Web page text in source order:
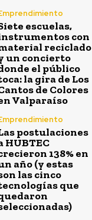
escuelas,
con
reciclado
un concierto
el público
la gira de Los
de Colores
Valparaíso
postulaciones
HUBTEC
138% en
año (y estas
las cinco
que